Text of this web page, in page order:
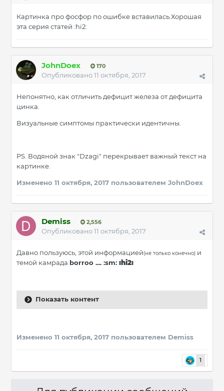
Картинка про фосфор по ошибке вставилась.Хорошая
эта серия статей :hi2:
JohnDoex 170
Опубликовано11 октября, 2017
Непонятно, как отличить дефицит железа от дефицита
цинка.
Визуальные симптомы практически идентичны.
PS. Водяной знак "Dzagi" перекрывает важный текст на
картинке.
Изменено 11 октября, 2017 пользователем JohnDoex
Demiss 2,556
Опубликовано11 октября, 2017
Давно пользуюсь, этой информацией(не только конечно) и
темой камрада borroo .... :sm: :hi2:
Показать контент
Изменено 11 октября, 2017 пользователем Demiss
1